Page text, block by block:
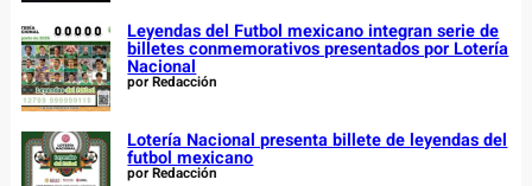
Leyendas del Futbol mexicano integran serie de
billetes conmemorativos presentados por Lotería
Nacional
por Redacción
Lotería Nacional presenta billete de leyendas del
futbol mexicano
por Redacción